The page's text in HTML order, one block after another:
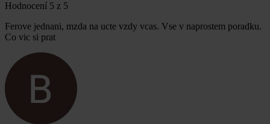
Hodnocení 5 z 5
Ferove jednani, mzda na ucte vzdy vcas. Vse v naprostem poradku.
Co vic si prat